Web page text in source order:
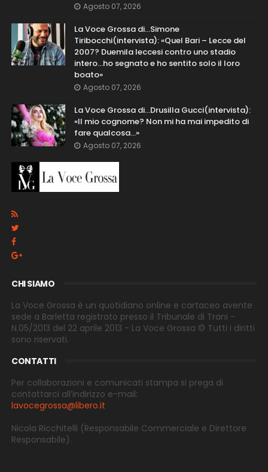
Agosto 07, 2026
La Voce Grossa di…Simone
Tiribocchi(intervista): «Quel Bari – Lecce del
2007? Duemila leccesi contro uno stadio
intero...ho segnato e ho sentito solo il loro
boato»
Agosto 07, 2026
La Voce Grossa di…Drusilla Gucci(intervista):
«Il mio cognome? Non mi ha mai impedito di
fare qualcosa…»
Agosto 07, 2026
CHI SIAMO
La Voce Grossa è un quotidiano online e cartaceo avente
sede a Barletta registrato presso il Tribunale di Trani -
N.05/2013 del 22 aprile 2013 - La Voce Grossa © Tutti i diritti
sono riservati.
CONTATTI
Per collaborazioni e comunicati stampa si prega di
contattarci all’indirizzo e-mail:
lavocegrossa@libero.it
Nicola Ricchitelli (Responsabile Commerciale e Direttore
Responsabile).